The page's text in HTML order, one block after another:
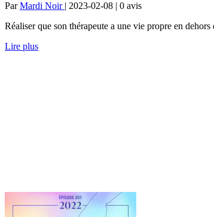
ParMardi Noir | 2023-02-08 | 0 avis
Réaliser que son thérapeute a une vie propre en
Lire plus